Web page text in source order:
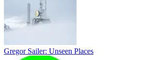
Gregor Sailer: Unseen Places